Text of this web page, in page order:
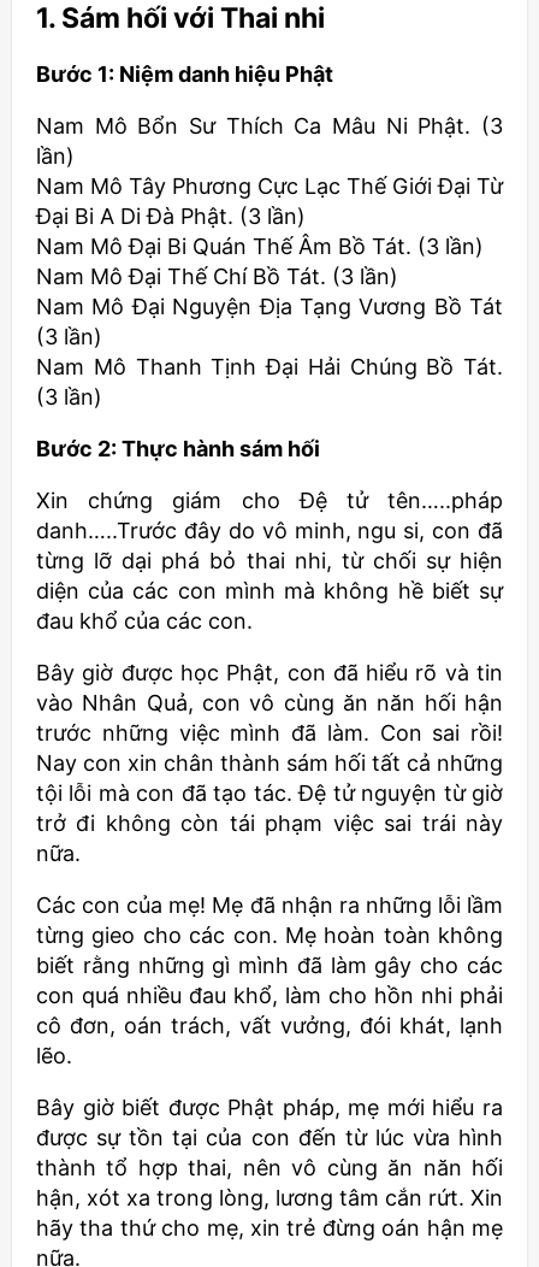
1. Sám hối với Thai nhi
Bước 1: Niệm danh hiệu Phật
Nam Mô Bổn Sư Thích Ca Mâu Ni Phật. (3
lần)
Nam Mô Tây Phương Cực Lạc Thế Giới Đại Từ
Đại Bi A Di Đà Phật. (3 lần)
Nam Mô Đại Bi Quán Thế Âm Bồ Tát. (3 lần)
Nam Mô Đại Thế Chí Bồ Tát. (3 lần)
Nam Mô Đại Nguyện Địa Tạng Vương Bồ Tát
(3 lần)
Nam Mô Thanh Tịnh Đại Hải Chúng Bồ Tát.
(3 lần)
Bước 2: Thực hành sám hối
Xin chứng giám cho Đệ tử tên…..pháp
danh…..Trước đây do vô minh, ngu si, con đã
từng lỡ dại phá bỏ thai nhi, từ chối sự hiện
diện của các con mình mà không hề biết sự
đau khổ của các con.
Bây giờ được học Phật, con đã hiểu rõ và tin
vào Nhân Quả, con vô cùng ăn năn hối hận
trước những việc mình đã làm. Con sai rồi!
Nay con xin chân thành sám hối tất cả những
tội lỗi mà con đã tạo tác. Đệ tử nguyện từ giờ
trở đi không còn tái phạm việc sai trái này
nữa.
Các con của mẹ! Mẹ đã nhận ra những lỗi lầm
từng gieo cho các con. Mẹ hoàn toàn không
biết rằng những gì mình đã làm gây cho các
con quá nhiều đau khổ, làm cho hồn nhi phải
cô đơn, oán trách, vất vưởng, đói khát, lạnh
lẽo.
Bây giờ biết được Phật pháp, mẹ mới hiểu ra
được sự tồn tại của con đến từ lúc vừa hình
thành tổ hợp thai, nên vô cùng ăn năn hối
hận, xót xa trong lòng, lương tâm cắn rứt. Xin
hãy tha thứ cho mẹ, xin trẻ đừng oán hận mẹ
nữa.